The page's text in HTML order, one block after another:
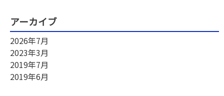
アーカイブ
2026年7月
2023年3月
2019年7月
2019年6月